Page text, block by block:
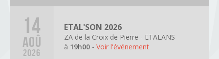
14
AOÛ
2026
ETAL'SON 2026
ZA de la Croix de Pierre - ETALANS
à 19h00 - Voir l'événement